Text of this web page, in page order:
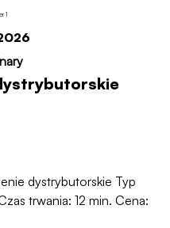
dystrybutorskie Typ
trwania: 12 min. Cena: